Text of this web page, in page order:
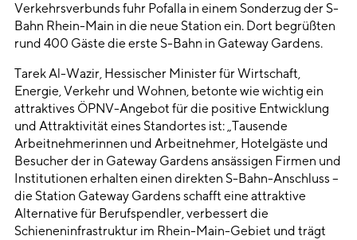
Verkehrsverbunds fuhr Pofalla in einem Sonderzug der S-
Bahn Rhein-Main in die neue Station ein. Dort begrüßten
rund 400 Gäste die erste S-Bahn in Gateway Gardens.
Tarek Al-Wazir, Hessischer Minister für Wirtschaft,
Energie, Verkehr und Wohnen, betonte wie wichtig ein
attraktives ÖPNV-Angebot für die positive Entwicklung
und Attraktivität eines Standortes ist: „Tausende
Arbeitnehmerinnen und Arbeitnehmer, Hotelgäste und
Besucher der in Gateway Gardens ansässigen Firmen und
Institutionen erhalten einen direkten S-Bahn-Anschluss –
die Station Gateway Gardens schafft eine attraktive
Alternative für Berufspendler, verbessert die
Schieneninfrastruktur im Rhein-Main-Gebiet und trägt